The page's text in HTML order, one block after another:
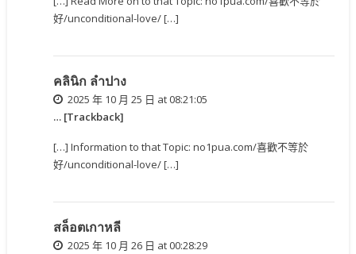
好/unconditional-love/ […]
คลินิก ลำปาง
2025 年 10 月 25 日 at 08:21:05
… [Trackback]
[…] Information to that Topic: no1pua.com/喜歡不等於
好/unconditional-love/ […]
สล็อตเกาหลี
2025 年 10 月 26 日 at 00:28:29